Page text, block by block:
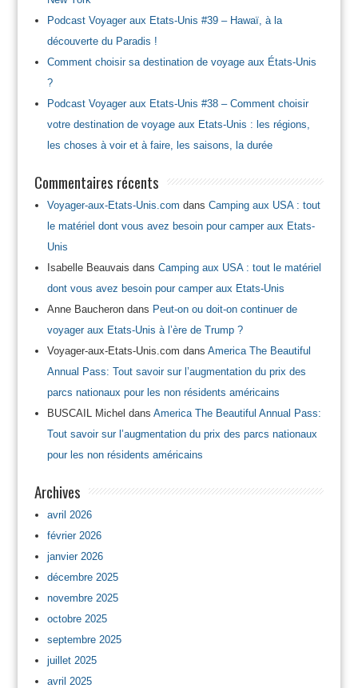
Podcast Voyager aux Etats-Unis #39 – Hawaï, à la
découverte du Paradis !
Comment choisir sa destination de voyage aux États-Unis
?
Podcast Voyager aux Etats-Unis #38 – Comment choisir
votre destination de voyage aux Etats-Unis : les régions,
les choses à voir et à faire, les saisons, la durée
Commentaires récents
Voyager-aux-Etats-Unis.com dans Camping aux USA : tout
le matériel dont vous avez besoin pour camper aux Etats-
Unis
Isabelle Beauvais dans Camping aux USA : tout le matériel
dont vous avez besoin pour camper aux Etats-Unis
Anne Baucherondans Peut-on ou doit-on continuer de
voyager aux Etats-Unis à l’ère de Trump ?
Voyager-aux-Etats-Unis.com dans America The Beautiful
Annual Pass: Tout savoir sur l’augmentation du prix des
parcs nationaux pour les non résidents américains
BUSCAIL Michel dans America The Beautiful Annual Pass:
Tout savoir sur l’augmentation du prix des parcs nationaux
pour les non résidents américains
Archives
avril 2026
février 2026
janvier 2026
décembre 2025
novembre 2025
octobre 2025
septembre 2025
juillet 2025
avril 2025